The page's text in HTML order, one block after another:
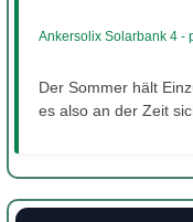
Ankersolix Solarbank 4 -
Der Sommer hält
es also an der Zeit